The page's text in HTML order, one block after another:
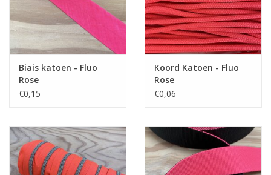
Biais katoen - Fluo
Rose
€0,15
Koord Katoen - Fluo
Rose
€0,06